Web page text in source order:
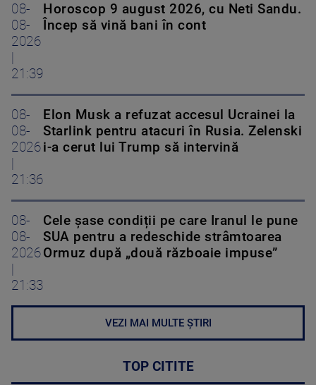
08-
08-
2026
|
21:39
Horoscop 9 august 2026, cu Neti Sandu.
Încep să vină bani în cont
08-
08-
2026
|
21:36
Elon Musk a refuzat accesul Ucrainei la
Starlink pentru atacuri în Rusia. Zelenski
i-a cerut lui Trump să intervină
08-
08-
2026
|
21:33
Cele șase condiții pe care Iranul le pune
SUA pentru a redeschide strâmtoarea
Ormuz după „două războaie impuse”
VEZI MAI MULTE ȘTIRI
TOP CITITE